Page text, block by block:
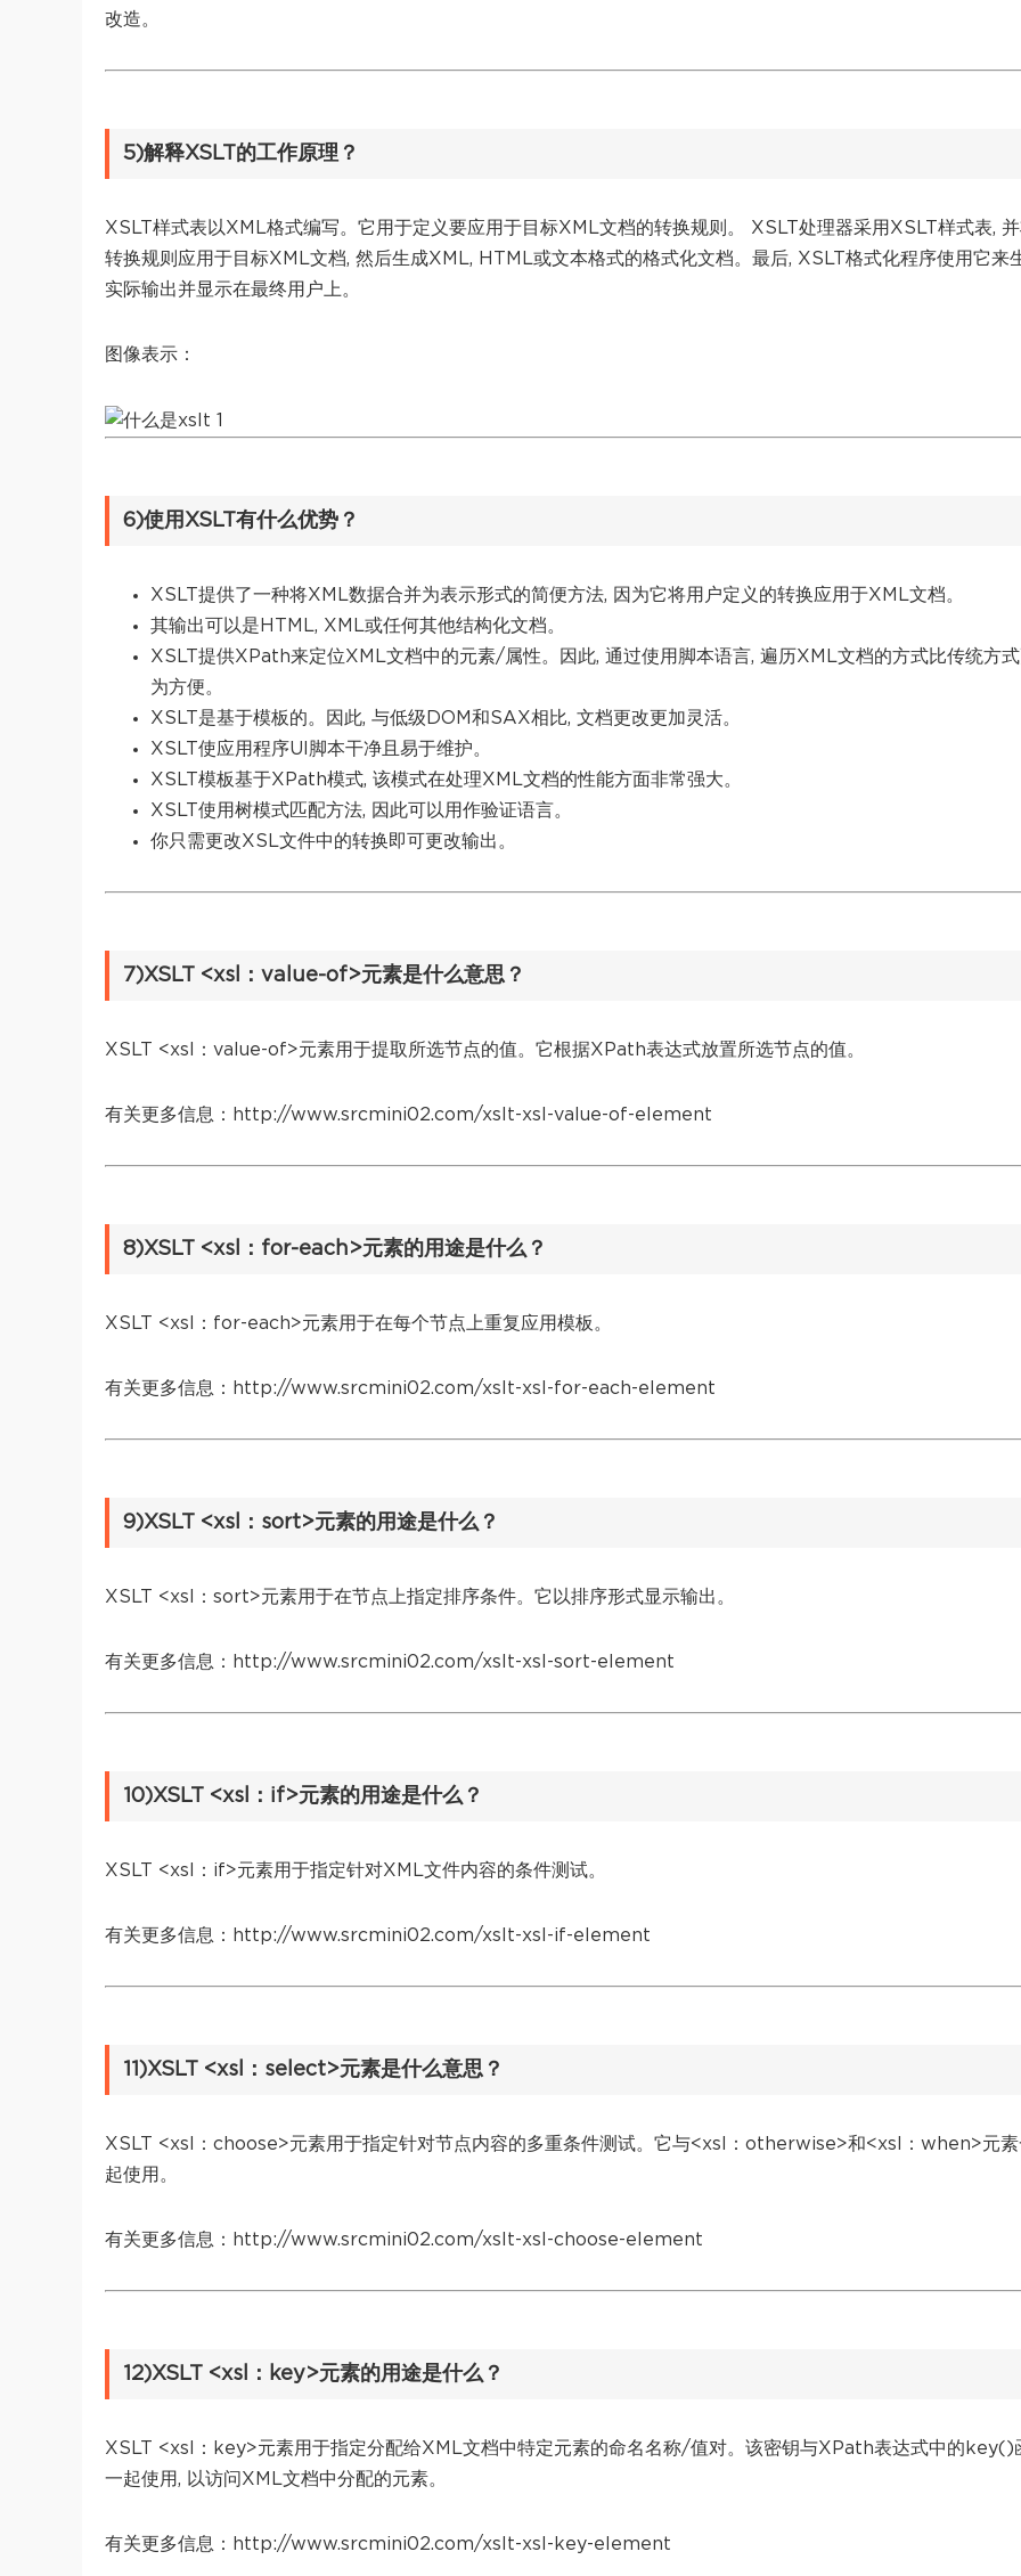
改造。
5)解释XSLT的工作原理？
XSLT样式表以XML格式编写。它用于定义要应用于目标XML文档的转换规则。 XSLT处理器采用XSLT样式表,
转换规则应用于目标XML文档, 然后生成XML, HTML或文本格式的格式化文档。最后, XSLT格式化程序使用它来
实际输出并显示在最终用户上。
图像表示：
6)使用XSLT有什么优势？
XSLT提供了一种将XML数据合并为表示形式的简便方法, 因为它将用户定义的转换应用于XML文档。
其输出可以是HTML, XML或任何其他结构化文档。
XSLT提供XPath来定位XML文档中的元素/属性。因此, 通过使用脚本语言, 遍历XML文档的方式比传统方
为方便。
XSLT是基于模板的。因此, 与低级DOM和SAX相比, 文档更改更加灵活。
XSLT使应用程序UI脚本干净且易于维护。
XSLT模板基于XPath模式, 该模式在处理XML文档的性能方面非常强大。
XSLT使用树模式匹配方法, 因此可以用作验证语言。
你只需更改XSL文件中的转换即可更改输出。
7)XSLT <xsl：value-of>元素是什么意思？
XSLT <xsl：value-of>元素用于提取所选节点的值。它根据XPath表达式放置所选节点的值。
有关更多信息：http://www.srcmini02.com/xslt-xsl-value-of-element
8)XSLT <xsl：for-each>元素的用途是什么？
XSLT <xsl：for-each>元素用于在每个节点上重复应用模板。
有关更多信息：http://www.srcmini02.com/xslt-xsl-for-each-element
9)XSLT <xsl：sort>元素的用途是什么？
XSLT <xsl：sort>元素用于在节点上指定排序条件。它以排序形式显示输出。
有关更多信息：http://www.srcmini02.com/xslt-xsl-sort-element
10)XSLT <xsl：if>元素的用途是什么？
XSLT <xsl：if>元素用于指定针对XML文件内容的条件测试。
有关更多信息：http://www.srcmini02.com/xslt-xsl-if-element
11)XSLT <xsl：select>元素是什么意思？
XSLT <xsl：choose>元素用于指定针对节点内容的多重条件测试。它与<xsl：otherwise>和<xsl：when>元素
起使用。
有关更多信息：http://www.srcmini02.com/xslt-xsl-choose-element
12)XSLT <xsl：key>元素的用途是什么？
XSLT <xsl：key>元素用于指定分配给XML文档中特定元素的命名名称/值对。该密钥与XPath表达式中的key()
一起使用, 以访问XML文档中分配的元素。
有关更多信息：http://www.srcmini02.com/xslt-xsl-key-element